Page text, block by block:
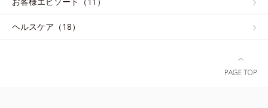
ヘルスケア（18）